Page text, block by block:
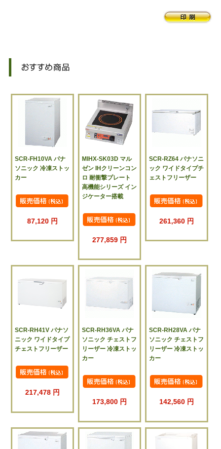
SCR-FH10VA パナ
ソニック 冷凍ストッ
カー
87,120 円
MIHX-SK03D マル
ゼン IHクリーンコン
ロ 耐衝撃プレート
高機能シリーズ イン
ジケーター搭載
277,859 円
SCR-RZ64 パナソニ
ック ワイドタイプチ
ェストフリーザー
261,360 円
SCR-RH41V パナソ
ニック ワイドタイプ
チェストフリーザー
217,478 円
SCR-RH36VA パナ
ソニック チェストフ
リーザー 冷凍ストッ
カー
173,800 円
SCR-RH28VA パナ
ソニック チェストフ
リーザー 冷凍ストッ
カー
142,560 円